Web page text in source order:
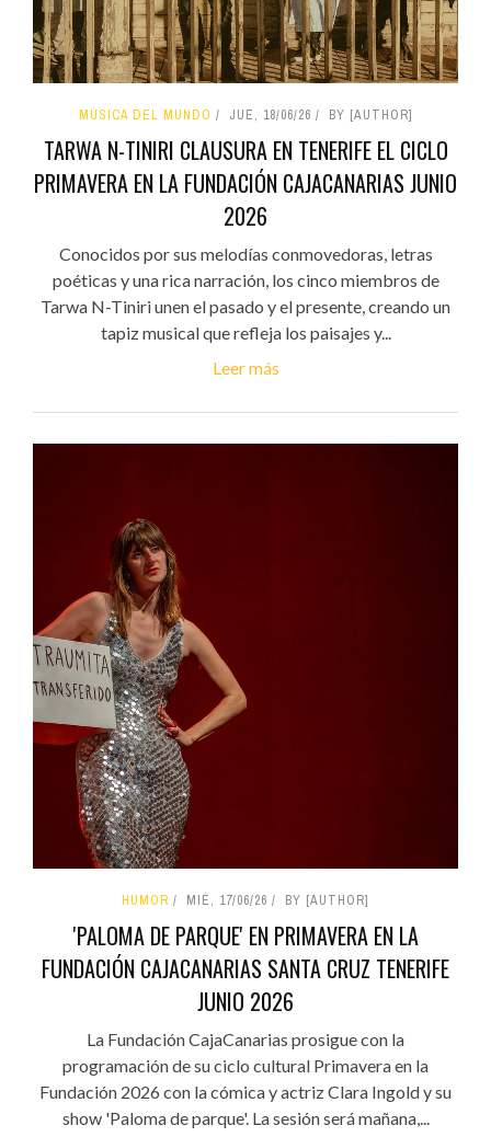
MÚSICA DEL MUNDO JUE, 18/06/26 BY [AUTHOR]
TARWA N-TINIRI CLAUSURA EN TENERIFE EL CICLO
PRIMAVERA EN LA FUNDACIÓN CAJACANARIAS JUNIO
2026
Conocidos por sus melodías conmovedoras, letras
poéticas y una rica narración, los cinco miembros de
Tarwa N-Tiniri unen el pasado y el presente, creando un
tapiz musical que refleja los paisajes y...
Leer más
HUMOR MIÉ, 17/06/26 BY [AUTHOR]
'PALOMA DE PARQUE' EN PRIMAVERA EN LA
FUNDACIÓN CAJACANARIAS SANTA CRUZ TENERIFE
JUNIO 2026
La Fundación CajaCanarias prosigue con la
programación de su ciclo cultural Primavera en la
Fundación 2026 con la cómica y actriz Clara Ingold y su
show 'Paloma de parque'. La sesión será mañana,...